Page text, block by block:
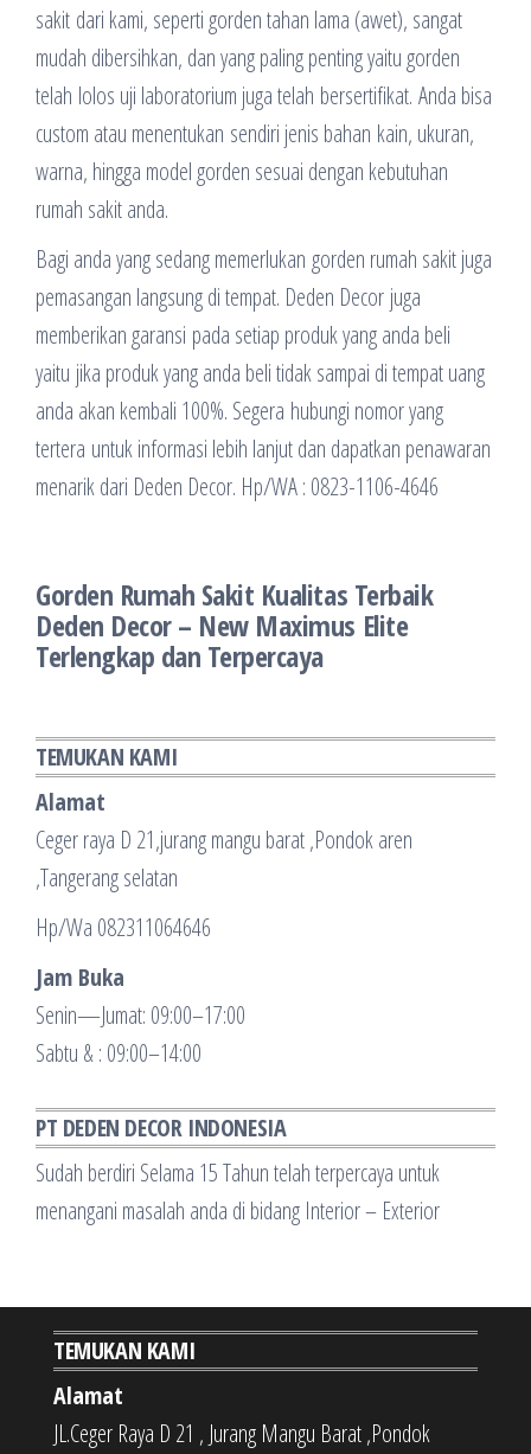
sakit dari kami, seperti gorden tahan lama (awet), sangat
mudah dibersihkan, dan yang paling penting yaitu gorden
telah lolos uji laboratorium juga telah bersertifikat. Anda bisa
custom atau menentukan sendiri jenis bahan kain, ukuran,
warna, hingga model gorden sesuai dengan kebutuhan
rumah sakit anda.
Bagi anda yang sedang memerlukan gorden rumah sakit juga
pemasangan langsung di tempat. Deden Decor juga
memberikan garansi pada setiap produk yang anda beli
yaitu jika produk yang anda beli tidak sampai di tempat uang
anda akan kembali 100%. Segera hubungi nomor yang
tertera untuk informasi lebih lanjut dan dapatkan penawaran
menarik dari Deden Decor. Hp/WA : 0823-1106-4646
Gorden Rumah Sakit Kualitas Terbaik
Deden Decor – New Maximus Elite
Terlengkap dan Terpercaya
TEMUKAN KAMI
Alamat
Ceger raya D 21,jurang mangu barat ,Pondok aren
,Tangerang selatan
Hp/Wa 082311064646
Jam Buka
Senin—Jumat: 09:00–17:00
Sabtu & : 09:00–14:00
PT DEDEN DECOR INDONESIA
Sudah berdiri Selama 15 Tahun telah terpercaya untuk
menangani masalah anda di bidang Interior – Exterior
TEMUKAN KAMI
Alamat
JL.Ceger Raya D 21 , Jurang Mangu Barat ,Pondok